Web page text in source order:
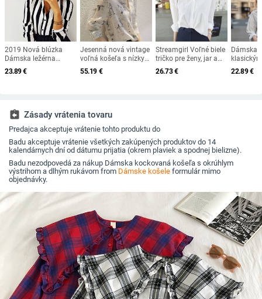
2019 Nová blúzka
Dámska ležérna
pruhovaná topová
košeľa Blúzky Dámske
Top Sexy
23.89€
Jesenná nová vintage
voľná košeľa s nízkym
výstrihom, elegantná
potlačená šifónová
Femme 10315
55.19 €
Streamgirl Voľné biele
tričko pre ženy, jar a
jeseň, ležérne voľné
biele blúzky pre ženy,
26.73€
Dámska
vhodná
22.89€
assignment_return Zásady vrátenia tovaru
Predajca akceptuje vrátenie tohto produktu do
Badu akceptuje vrátenie všetkých zakúpených produktov do 14
kalendárnych dní od dátumu prijatia (okrem plaviek a spodnej bielizne).
Badu nezodpovedá za nákup Dámska kockovaná košeľa s okrúhlym
výstrihom a dlhým rukávom from Dámske košele formulár mimo
objednávky.